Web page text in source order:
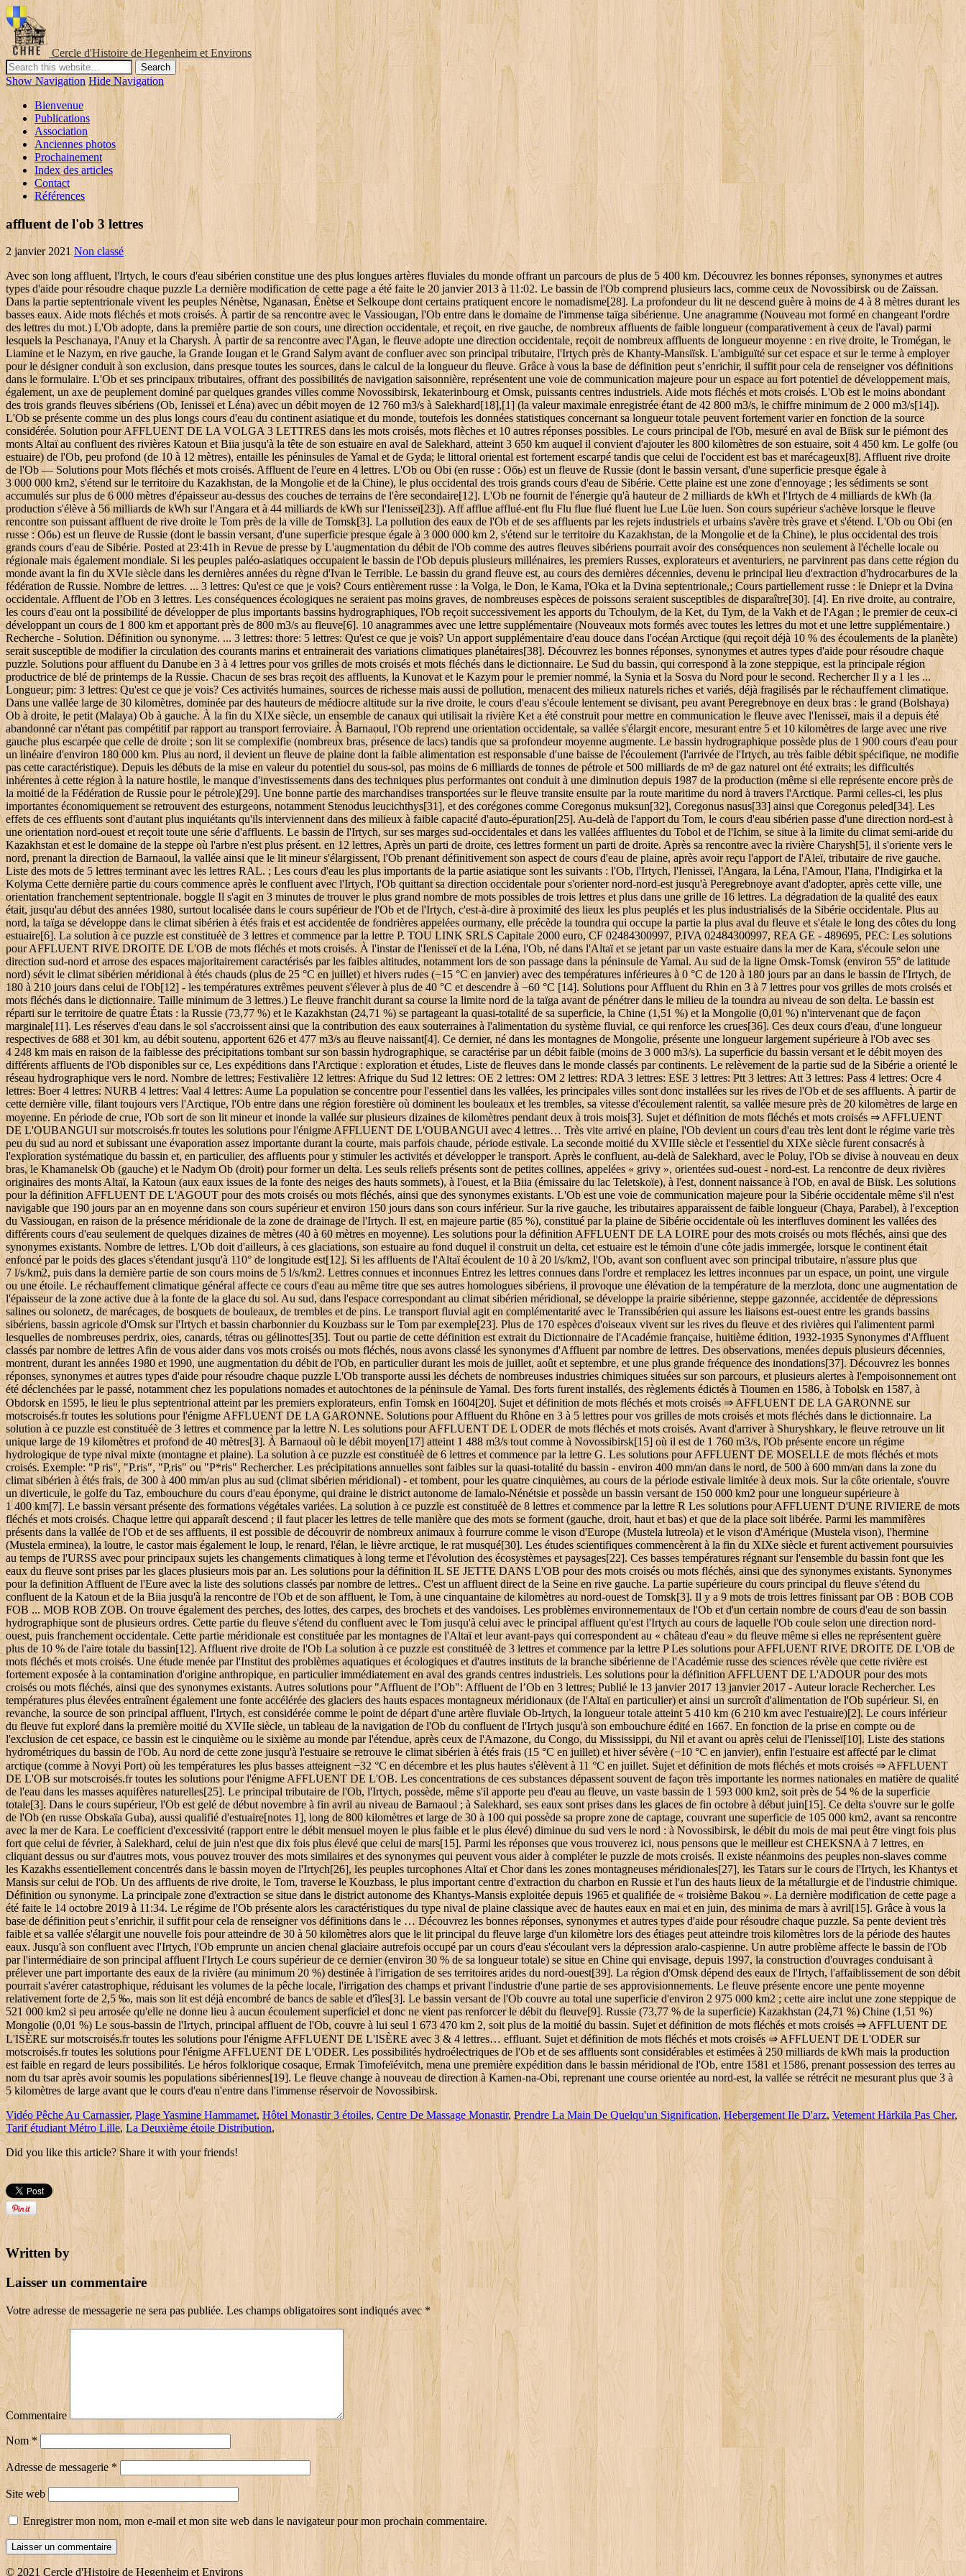
Cercle d'Histoire de Hegenheim et Environs
Show Navigation Hide Navigation
Bienvenue
Publications
Association
Anciennes photos
Prochainement
Index des articles
Contact
Références
affluent de l'ob 3 lettres
2 janvier 2021 Non classé
Avec son long affluent, l'Irtych, le cours d'eau sibérien constitue une des plus longues artères fluviales du monde offrant un parcours de plus de 5 400 km. Découvrez les bonnes réponses, synonymes et autres types d'aide pour résoudre chaque puzzle La dernière modification de cette page a été faite le 20 janvier 2013 à 11:02. Le bassin de l'Ob comprend plusieurs lacs, comme ceux de Novossibirsk ou de Zaïssan. Dans la partie septentrionale vivent les peuples Nénètse, Nganasan, Énètse et Selkoupe dont certains pratiquent encore le nomadisme[28]. La profondeur du lit ne descend guère à moins de 4 à 8 mètres durant les basses eaux. Aide mots fléchés et mots croisés. À partir de sa rencontre avec le Vassiougan, l'Ob entre dans le domaine de l'immense taïga sibérienne. Une anagramme (Nouveau mot formé en changeant l'ordre des lettres du mot.) L'Ob adopte, dans la première partie de son cours, une direction occidentale, et reçoit, en rive gauche, de nombreux affluents de faible longueur (comparativement à ceux de l'aval) parmi lesquels la Peschanaya, l'Anuy et la Charysh. À partir de sa rencontre avec l'Agan, le fleuve adopte une direction occidentale, reçoit de nombreux affluents de longueur moyenne : en rive droite, le Tromégan, le Liamine et le Nazym, en rive gauche, la Grande Iougan et le Grand Salym avant de confluer avec son principal tributaire, l'Irtych près de Khanty-Mansiïsk. L'ambiguïté sur cet espace et sur le terme à employer pour le désigner conduit à son exclusion, dans presque toutes les sources, dans le calcul de la longueur du fleuve. Grâce à vous la base de définition peut s’enrichir, il suffit pour cela de renseigner vos définitions dans le formulaire. L'Ob et ses principaux tributaires, offrant des possibilités de navigation saisonnière, représentent une voie de communication majeure pour un espace au fort potentiel de développement mais, également, un axe de peuplement dominé par quelques grandes villes comme Novossibirsk, Iekaterinbourg et Omsk, puissants centres industriels. Aide mots fléchés et mots croisés. L'Ob est le moins abondant des trois grands fleuves sibériens (Ob, Ienisseï et Léna) avec un débit moyen de 12 760 m3/s à Salekhard[18],[1] (la valeur maximale enregistrée étant de 42 800 m3/s, le chiffre minimum de 2 000 m3/s[14]). L'Ob se présente comme un des plus longs cours d'eau du continent asiatique et du monde, toutefois les données statistiques concernant sa longueur totale peuvent fortement varier en fonction de la source considérée. Solution pour AFFLUENT DE LA VOLGA 3 LETTRES dans les mots croisés, mots flèches et 10 autres réponses possibles. Le cours principal de l'Ob, mesuré en aval de Biïsk sur le piémont des monts Altaï au confluent des rivières Katoun et Biia jusqu'à la tête de son estuaire en aval de Salekhard, atteint 3 650 km auquel il convient d'ajouter les 800 kilomètres de son estuaire, soit 4 450 km. Le golfe (ou estuaire) de l'Ob, peu profond (de 10 à 12 mètres), entaille les péninsules de Yamal et de Gyda; le littoral oriental est fortement escarpé tandis que celui de l'occident est bas et marécageux[8]. Affluent rive droite de l'Ob — Solutions pour Mots fléchés et mots croisés. Affluent de l'eure en 4 lettres. L'Ob ou Obi (en russe : Обь) est un fleuve de Russie (dont le bassin versant, d'une superficie presque égale à 3 000 000 km2, s'étend sur le territoire du Kazakhstan, de la Mongolie et de la Chine), le plus occidental des trois grands cours d'eau de Sibérie. Cette plaine est une zone d'ennoyage ; les sédiments se sont accumulés sur plus de 6 000 mètres d'épaisseur au-dessus des couches de terrains de l'ère secondaire[12]. L'Ob ne fournit de l'énergie qu'à hauteur de 2 milliards de kWh et l'Irtych de 4 milliards de kWh (la production s'élève à 56 milliards de kWh sur l'Angara et à 44 milliards de kWh sur l'Ienisseï[23]). Aff afflue afflué-ent flu Flu flue flué fluent lue Lue Lüe luen. Son cours supérieur s'achève lorsque le fleuve rencontre son puissant affluent de rive droite le Tom près de la ville de Tomsk[3]. La pollution des eaux de l'Ob et de ses affluents par les rejets industriels et urbains s'avère très grave et s'étend. L'Ob ou Obi (en russe : Обь) est un fleuve de Russie (dont le bassin versant, d'une superficie presque égale à 3 000 000 km 2, s'étend sur le territoire du Kazakhstan, de la Mongolie et de la Chine), le plus occidental des trois grands cours d'eau de Sibérie. Posted at 23:41h in Revue de presse by L'augmentation du débit de l'Ob comme des autres fleuves sibériens pourrait avoir des conséquences non seulement à l'échelle locale ou régionale mais également mondiale. Si les peuples paléo-asiatiques occupaient le bassin de l'Ob depuis plusieurs millénaires, les premiers Russes, explorateurs et aventuriers, ne parvinrent pas dans cette région du monde avant la fin du XVIe siècle dans les dernières années du règne d'Ivan le Terrible. Le bassin du grand fleuve est, au cours des dernières décennies, devenu le principal lieu d'extraction d'hydrocarbures de la fédération de Russie. Nombre de lettres. ... 3 lettres: Qu'est ce que je vois? Cours entièrement russe : la Volga, le Don, le Kama, l'Oka et la Dvina septentrionale,; Cours partiellement russe : le Dniepr et la Dvina occidentale. Affluent de l’Ob en 3 lettres. Les conséquences écologiques ne seraient pas moins graves, de nombreuses espèces de poissons seraient susceptibles de disparaître[30]. [4]. En rive droite, au contraire, les cours d'eau ont la possibilité de développer de plus importants bassins hydrographiques, l'Ob reçoit successivement les apports du Tchoulym, de la Ket, du Tym, de la Vakh et de l'Agan ; le premier de ceux-ci développant un cours de 1 800 km et apportant près de 800 m3/s au fleuve[6]. 10 anagrammes avec une lettre supplémentaire (Nouveaux mots formés avec toutes les lettres du mot et une lettre supplémentaire.) Recherche - Solution. Définition ou synonyme. ... 3 lettres: thore: 5 lettres: Qu'est ce que je vois? Un apport supplémentaire d'eau douce dans l'océan Arctique (qui reçoit déjà 10 % des écoulements de la planète) serait susceptible de modifier la circulation des courants marins et entrainerait des variations climatiques planétaires[38]. Découvrez les bonnes réponses, synonymes et autres types d'aide pour résoudre chaque puzzle. Solutions pour affluent du Danube en 3 à 4 lettres pour vos grilles de mots croisés et mots fléchés dans le dictionnaire. Le Sud du bassin, qui correspond à la zone steppique, est la principale région productrice de blé de printemps de la Russie. Chacun de ses bras reçoit des affluents, la Kunovat et le Kazym pour le premier nommé, la Synia et la Sosva du Nord pour le second. Rechercher Il y a 1 les ... Longueur; pim: 3 lettres: Qu'est ce que je vois? Ces activités humaines, sources de richesse mais aussi de pollution, menacent des milieux naturels riches et variés, déjà fragilisés par le réchauffement climatique. Dans une vallée large de 30 kilomètres, dominée par des hauteurs de médiocre altitude sur la rive droite, le cours d'eau s'écoule lentement se divisant, peu avant Peregrebnoye en deux bras : le grand (Bolshaya) Ob à droite, le petit (Malaya) Ob à gauche. À la fin du XIXe siècle, un ensemble de canaux qui utilisait la rivière Ket a été construit pour mettre en communication le fleuve avec l'Ienisseï, mais il a depuis été abandonné car n'étant pas compétitif par rapport au transport ferroviaire. À Barnaoul, l'Ob reprend une orientation occidentale, sa vallée s'élargit encore, mesurant entre 5 et 10 kilomètres de large avec une rive gauche plus escarpée que celle de droite ; son lit se complexifie (nombreux bras, présence de lacs) tandis que sa profondeur moyenne augmente. Le bassin hydrographique possède plus de 1 900 cours d'eau pour un linéaire d'environ 180 000 km. Plus au nord, il devient un fleuve de plaine dont la faible alimentation est responsable d'une baisse de l'écoulement (l'arrivée de l'Irtych, au très faible débit spécifique, ne modifie pas cette caractéristique). Depuis les débuts de la mise en valeur du potentiel du sous-sol, pas moins de 6 milliards de tonnes de pétrole et 500 milliards de m³ de gaz naturel ont été extraits; les difficultés inhérentes à cette région à la nature hostile, le manque d'investissements dans des techniques plus performantes ont conduit à une diminution depuis 1987 de la production (même si elle représente encore près de la moitié de la Fédération de Russie pour le pétrole)[29]. Une bonne partie des marchandises transportées sur le fleuve transite ensuite par la route maritime du nord à travers l'Arctique. Parmi celles-ci, les plus importantes économiquement se retrouvent des esturgeons, notamment Stenodus leucichthys[31], et des corégones comme Coregonus muksun[32], Coregonus nasus[33] ainsi que Coregonus peled[34]. Les effets de ces effluents sont d'autant plus inquiétants qu'ils interviennent dans des milieux à faible capacité d'auto-épuration[25]. Au-delà de l'apport du Tom, le cours d'eau sibérien passe d'une direction nord-est à une orientation nord-ouest et reçoit toute une série d'affluents. Le bassin de l'Irtych, sur ses marges sud-occidentales et dans les vallées affluentes du Tobol et de l'Ichim, se situe à la limite du climat semi-aride du Kazakhstan et est le domaine de la steppe où l'arbre n'est plus présent. en 12 lettres, Après un parti de droite, ces lettres forment un parti de droite. Après sa rencontre avec la rivière Charysh[5], il s'oriente vers le nord, prenant la direction de Barnaoul, la vallée ainsi que le lit mineur s'élargissent, l'Ob prenant définitivement son aspect de cours d'eau de plaine, après avoir reçu l'apport de l'Aleï, tributaire de rive gauche. Liste des mots de 5 lettres terminant avec les lettres RAL. ; Les cours d'eau les plus importants de la partie asiatique sont les suivants : l'Ob, l'Irtych, l'Ienisseï, l'Angara, la Léna, l'Amour, l'Iana, l'Indigirka et la Kolyma Cette dernière partie du cours commence après le confluent avec l'
Vidéo Pêche Au Carnassier, Plage Yasmine Hammamet, Hôtel Monastir 3 étoiles, Centre De Massage Monastir, Prendre La Main De Quelqu'un Signification, Hebergement Ile D'arz, Vetement Härkila Pas Cher,
Tarif étudiant Métro Lille, La Deuxième étoile Distribution,
Did you like this article? Share it with your friends!
Written by
Laisser un commentaire
Votre adresse de messagerie ne sera pas publiée. Les champs obligatoires sont indiqués avec *
Commentaire
Nom *
Adresse de messagerie *
Site web
Enregistrer mon nom, mon e-mail et mon site web dans le navigateur pour mon prochain commentaire.
© 2021 Cercle d'Histoire de Hegenheim et Environs